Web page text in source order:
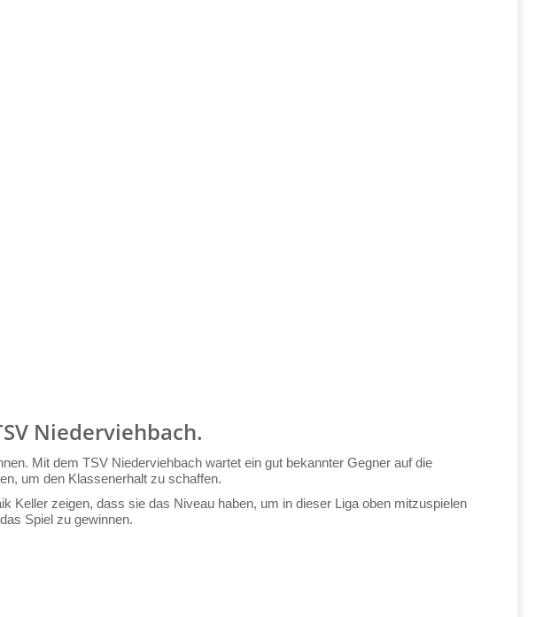
Niederviehbach.
Mit dem TSV Niederviehbach wartet ein gut bekannter Gegner auf die
um den Klassenerhalt zu schaffen.
Keller zeigen, dass sie das Niveau haben, um in dieser Liga oben mitzuspielen
Spiel zu gewinnen.